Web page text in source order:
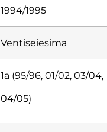
1994/1995
Ventiseiesima
1a (95/96, 01/02, 03/04,
04/05)